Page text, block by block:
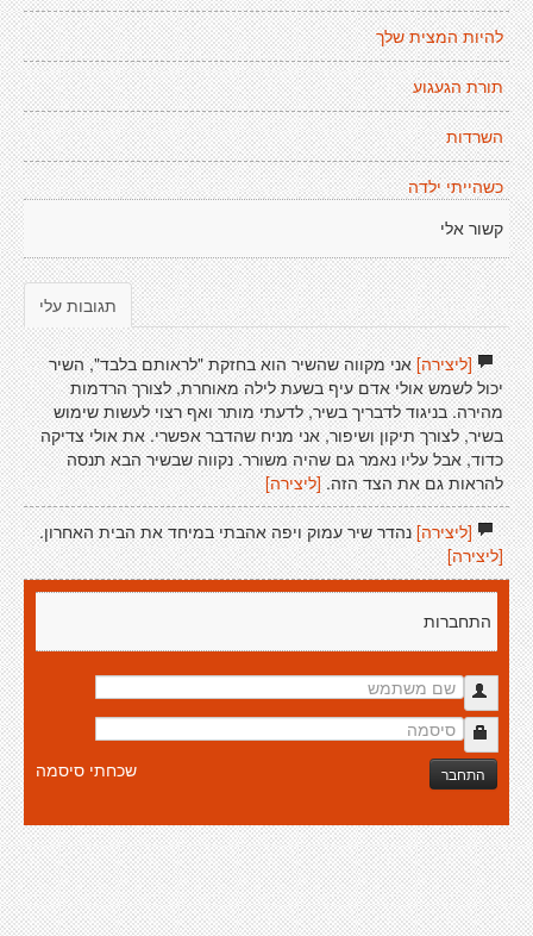
להיות המצית שלך
תורת הגעגוע
השרדות
כשהייתי ילדה
קשור אלי
תגובות עלי
[ליצירה]אני מקווה שהשיר הוא בחזקת "לראותם בלבד", השיר
יכול לשמש אולי אדם עיף בשעת לילה מאוחרת, לצורך הרדמות
מהירה. בניגוד לדבריך בשיר, לדעתי מותר ואף רצוי לעשות שימוש
בשיר, לצורך תיקון ושיפור, אני מניח שהדבר אפשרי. את אולי צדיקה
כדוד, אבל עליו נאמר גם שהיה משורר. נקווה שבשיר הבא תנסה
להראות גם את הצד הזה. [ליצירה]
[ליצירה]נהדר שיר עמוק ויפה אהבתי במיחד את הבית האחרון.
[ליצירה]
התחברות
התחבר שכחתי סיסמה